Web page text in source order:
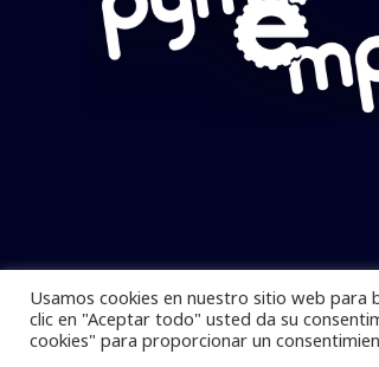
Pymempresario ©
Usamos cookies en nuestro sitio web
clic en "Aceptar todo" usted da su
cookies" para proporcionar un